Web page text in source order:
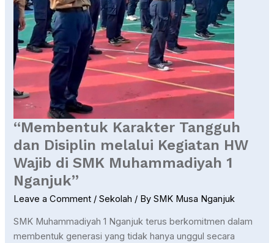
“Membentuk Karakter Tangguh
dan Disiplin melalui Kegiatan HW
Wajib di SMK Muhammadiyah 1
Nganjuk”
Leave a Comment /Sekolah / BySMK Musa Nganjuk
SMK Muhammadiyah 1 Nganjuk terus berkomitmen dalam
membentuk generasi yang tidak hanya unggul secara
SMK
Muhammadiyah
Nganjuk”